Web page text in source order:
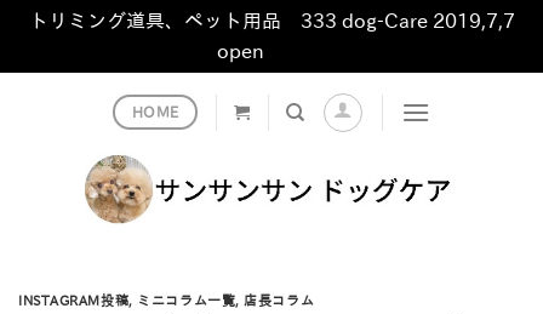
トリミング道具、ペット用品 333 dog-Care 2019,7,7
open
HOME
INSTAGRAM投稿 ミニコラム一覧 店長コラム